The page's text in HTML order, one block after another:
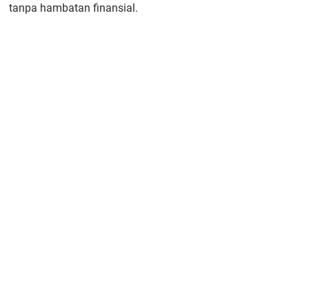
tanpa hambatan finansial.